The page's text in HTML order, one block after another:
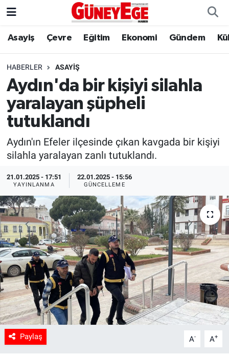
Asayiş Çevre Eğitim Ekonomi Gündem
HABERLER ASAYIŞ
Aydın'da bir kişiyi silahla
yaralayan şüpheli
tutuklandı
Aydın'ın Efeler ilçesinde çıkan kavgada bir kişiyi
silahla yaralayan zanlı tutuklandı.
21.01.2025 - 17:51
YAYINLANMA
22.01.2025 - 15:56
GÜNCELLEME
Paylaş A- A+
Asayiş
Çevre
Eğitim
Ekonomi
Gündem
Magazin
Politika
Sağlık
Spor
Yaşam
Tarım
İstanbul Hava Durumu
İstanbul Trafik Yoğunluk Haritası
Süper Lig Puan Durumu ve Fikstür
Tüm Manşetler
Son Dakika Haberleri